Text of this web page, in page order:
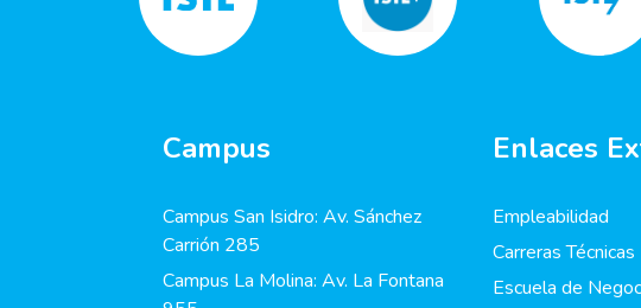
Campus
Campus San Isidro: Av. Sánchez
Carrión 285
Campus La Molina: Av. La Fontana
Enlaces
Empleabilidad
Carreras Técnicas
Escuela de